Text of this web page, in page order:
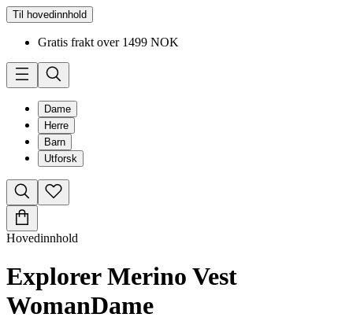
Til hovedinnhold
Gratis frakt over 1499 NOK
Dame
Herre
Barn
Utforsk
Hovedinnhold
Explorer Merino Vest
WomanDame